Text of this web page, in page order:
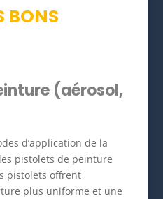
BONS
(aérosol,
d’application de la
pistolets de peinture
pistolets offrent
plus uniforme et une